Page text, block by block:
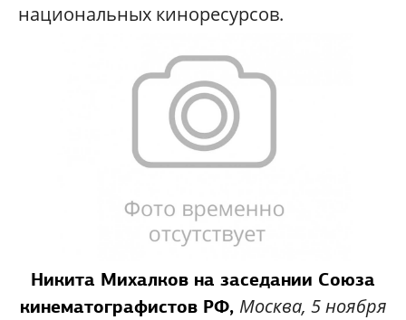
национальных киноресурсов.
Никита Михалков на заседании Союза
кинематографистов РФ, Москва, 5 ноября